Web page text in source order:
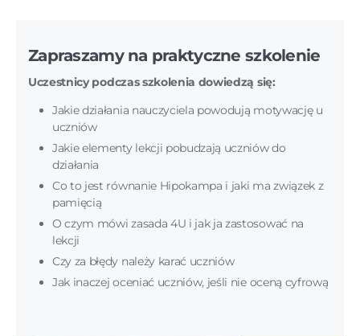
Zapraszamy na praktyczne szkolenie
Uczestnicy podczas szkolenia dowiedzą się:
Jakie działania nauczyciela powodują motywację u
uczniów
Jakie elementy lekcji pobudzają uczniów do
działania
Co to jest równanie Hipokampa i jaki ma związek z
pamięcią
O czym mówi zasada 4U i jak ja zastosować na
lekcji
Czy za błędy należy karać uczniów
Jak inaczej oceniać uczniów, jeśli nie oceną cyfrową